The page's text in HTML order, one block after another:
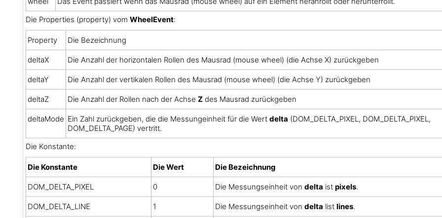
Die Properties (property) vom WheelEvent:
Property Die Bezeichnung
deltaX Die Anzahl der horizontalen Rollen des Mausrad (mouse wheel) (die Achse X) zurückgeben
deltaY Die Anzahl der vertikalen Rollen des Mausrad (mouse wheel) (die Achse Y) zurückgeben
deltaZ Die Anzahl der Rollen nach der Achse Zdes Mausrad zurückgeben
deltaMode Ein Zahl zurückgeben, die die Messungeinheit für die Wert delta (DOM_DELTA_PIXEL, DOM_DELTA_PIXEL,
DOM_DELTA_PAGE) vertritt.
Die Konstante:
Die Konstante Die Wert Die Bezeichnung
DOM_DELTA_PIXEL 0 Die Messungseinheit von delta ist pixels.
DOM_DELTA_LINE 1 Die Messungseinheit von delta list lines.